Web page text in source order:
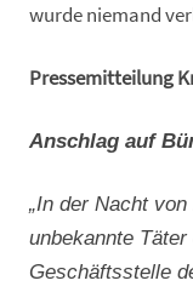
wurde niemand
Pressemitteilung
Anschlag auf
„In der Nacht
unbekannte
Geschäftsstelle